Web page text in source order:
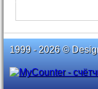
1999 - 2026 ©